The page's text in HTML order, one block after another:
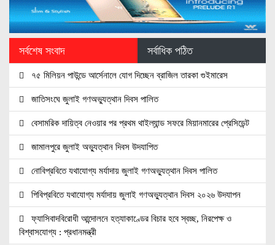
সর্বশেষ সংবাদ সর্বাধিক পঠিত
৭৫ মিলিয়ন পাউন্ডে আর্সেনালে যোগ দিচ্ছেন ব্রাজিল তারকা গুইমারেস
জাতিসংঘে জুলাই গণঅভ্যুত্থান দিবস পালিত
বেসামরিক দায়িত্ব নেওয়ার পর প্রথম থাইল্যান্ড সফরে মিয়ানমারের প্রেসিডেন্ট
জামালপুরে জুলাই অভ্যুত্থান দিবস উদযাপিত
নোবিপ্রবিতে যথাযোগ্য মর্যাদায় জুলাই গণঅভ্যুত্থান দিবস পালিত
পিবিপ্রবিতে যথাযোগ্য মর্যাদায় জুলাই গণঅভ্যুত্থান দিবস ২০২৬ উদযাপন
ফ্যাসিবাদবিরোধী আন্দোলনে হত্যাকাণ্ডের বিচার হবে স্বচ্ছ, নিরপেক্ষ ও
বিশ্বাসযোগ্য : প্রধানমন্ত্রী